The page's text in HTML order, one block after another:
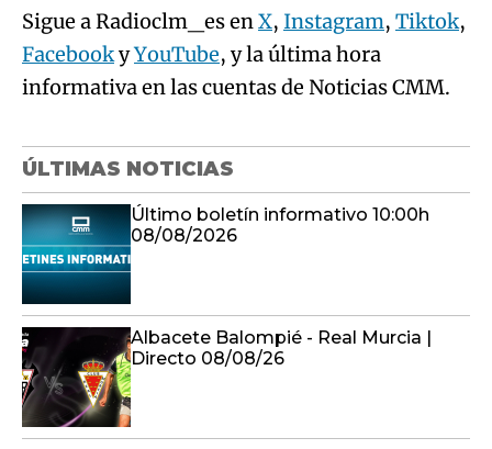
Sigue a Radioclm_es enX, Instagram, Tiktok,
FacebookyYouTube, y la última hora
informativa en las cuentas de Noticias CMM.
ÚLTIMAS NOTICIAS
Último boletín informativo 10:00h
08/08/2026
Albacete Balompié - Real Murcia |
Directo 08/08/26